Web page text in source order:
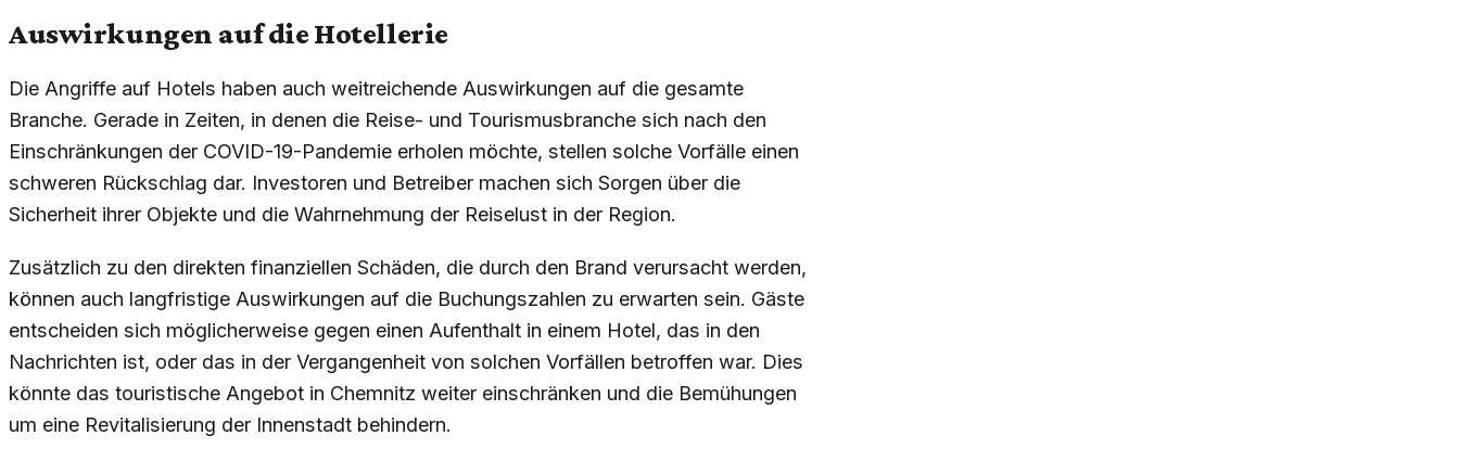
Auswirkungen auf die Hotellerie
Die Angriffe auf Hotels haben auch weitreichende Auswirkungen auf die gesamte
Branche. Gerade in Zeiten, in denen die Reise- und Tourismusbranche sich nach den
Einschränkungen der COVID-19-Pandemie erholen möchte, stellen solche Vorfälle einen
schweren Rückschlag dar. Investoren und Betreiber machen sich Sorgen über die
Sicherheit ihrer Objekte und die Wahrnehmung der Reiselust in der Region.
Zusätzlich zu den direkten finanziellen Schäden, die durch den Brand verursacht werden,
können auch langfristige Auswirkungen auf die Buchungszahlen zu erwarten sein. Gäste
entscheiden sich möglicherweise gegen einen Aufenthalt in einem Hotel, das in den
Nachrichten ist, oder das in der Vergangenheit von solchen Vorfällen betroffen war. Dies
könnte das touristische Angebot in Chemnitz weiter einschränken und die Bemühungen
um eine Revitalisierung der Innenstadt behindern.